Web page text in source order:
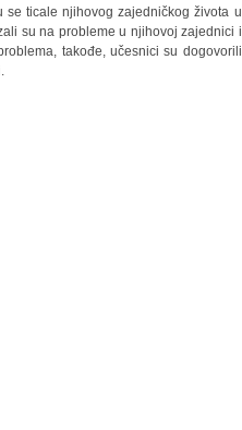
ticale njihovog zajedničkog života u
su na probleme u njihovoj zajednici i
takođe, učesnici su dogovorili